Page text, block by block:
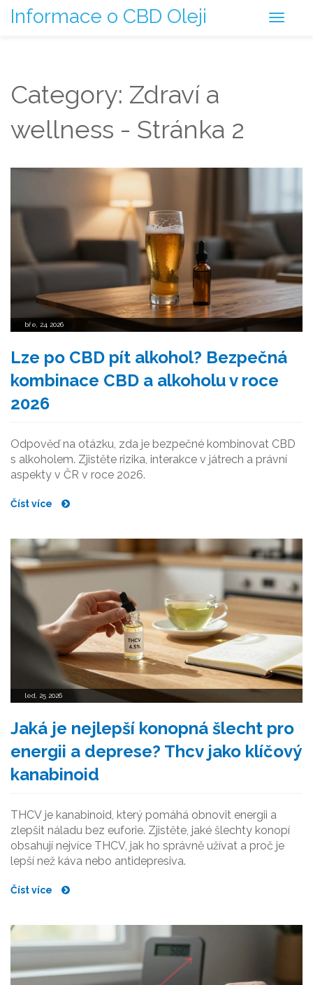
Informace o CBD Oleji
Category: Zdraví a
wellness - Stránka 2
bře, 24 2026
Lze po CBD pít alkohol? Bezpečná
kombinace CBD a alkoholu v roce
2026
Odpověď na otázku, zda je bezpečné kombinovat CBD
s alkoholem. Zjistěte rizika, interakce v játrech a právní
aspekty v ČR v roce 2026.
Číst více
led, 25 2026
Jaká je nejlepší konopná šlecht pro
energii a deprese? Thcv jako klíčový
kanabinoid
THCV je kanabinoid, který pomáhá obnovit energii a
zlepšit náladu bez euforie. Zjistěte, jaké šlechty konopí
obsahují nejvíce THCV, jak ho správně užívat a proč je
lepší než káva nebo antidepresiva.
Číst více